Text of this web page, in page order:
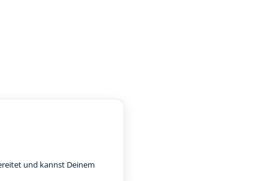
und kannst Deinem